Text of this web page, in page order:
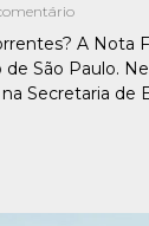
A Nota
São Paulo.
Secretaria de